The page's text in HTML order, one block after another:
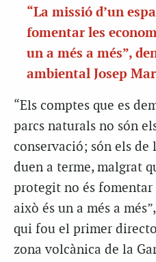
“La missió d’un
fomentar les
un a més a més”,
ambiental Josep
“Els comptes que es
parcs naturals no són
conservació; són els de
duen a terme, malgrat
protegit no és fomentar
això és un a més a més”,
qui fou el primer
zona volcànica de la